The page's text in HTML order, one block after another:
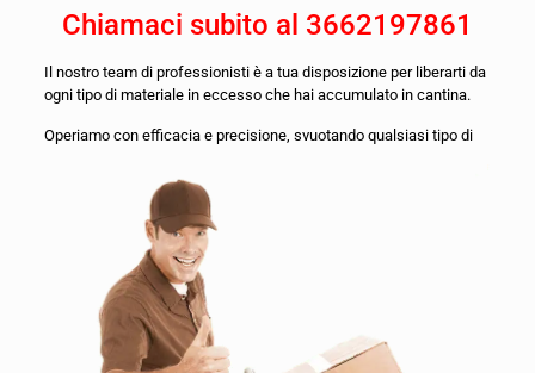
Chiamaci subito al 3662197861
Il nostro team di professionisti è a tua disposizione per liberarti da
ogni tipo di materiale in eccesso che hai accumulato in cantina.
Operiamo con efficacia e precisione, svuotando qualsiasi tipo di